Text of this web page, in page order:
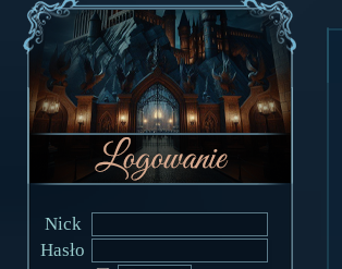
Nick
Hasło